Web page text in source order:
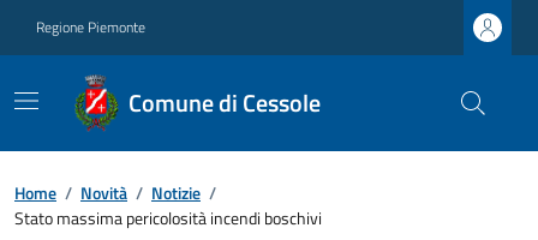
Regione Piemonte
Comune di Cessole
Home / Novità / Notizie /
Stato massima pericolosità incendi boschivi